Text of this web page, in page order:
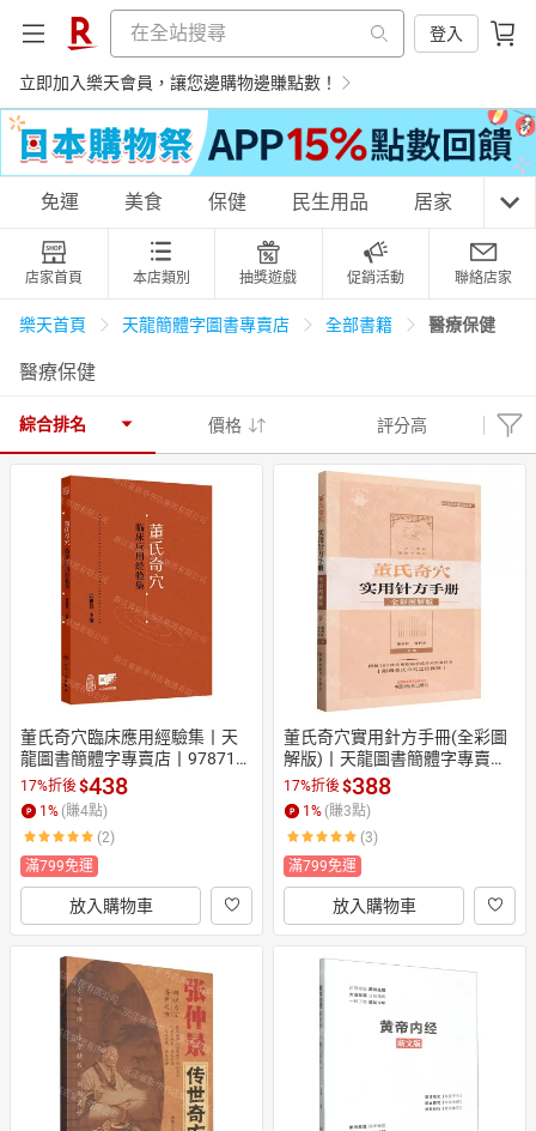
登入
立即加入樂天會員，讓您邊購物邊賺點數！
購物網分類
天天免運 美食蛋糕 養生保健 民生用品
居家生活 3C家電 親子玩具
女裝 男裝 化妝保養 情趣用品
日本購物 電子/紙本書
HOT
免運 美食 保健 民生用品 居家 3C
店家首頁 本店類別 抽獎遊戲 促銷活動 聯絡店家
樂天首頁 天龍簡體字圖書專賣店 全部書籍 醫療保健
醫療保健
綜合排名 價格 評分高
董氏奇穴臨床應用經驗集丨天
龍圖書簡體字專賣店丨978711
7372572 (tl2608)
17%折後$438
1 % (賺4點)
(2)
滿799免運
放入購物車
董氏奇穴實用針方手冊(全彩圖
解版)丨天龍圖書簡體字專賣店
丨9787513285735 (tl2604)
17%折後$388
1 % (賺3點)
(3)
滿799免運
放入購物車